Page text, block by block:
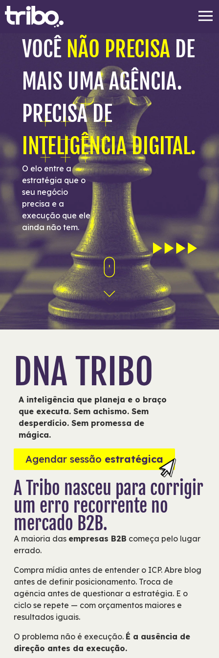
VOCÊ NÃO PRECISA DE
MAIS UMA AGÊNCIA.
PRECISA DE
INTELIGÊNCIA DIGITAL.
O elo entre a
estratégia que o
seu negócio
precisa e a
execução que ele
ainda não tem.
DNA TRIBO
A inteligência que planeja e o braço
que executa. Sem achismo. Sem
desperdício. Sem promessa de
mágica.
Agendar sessão estratégica
A Tribo nasceu para corrigir
um erro recorrente no
mercado B2B.
A maioria das empresas B2B começa pelo lugar
errado.
Compra mídia antes de entender o ICP. Abre blog
antes de definir posicionamento. Troca de
agência antes de questionar a estratégia. E o
ciclo se repete — com orçamentos maiores e
resultados iguais.
O problema não é execução. É a ausência de
direção antes da execução.